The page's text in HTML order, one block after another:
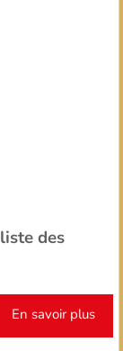
des
En savoir plus